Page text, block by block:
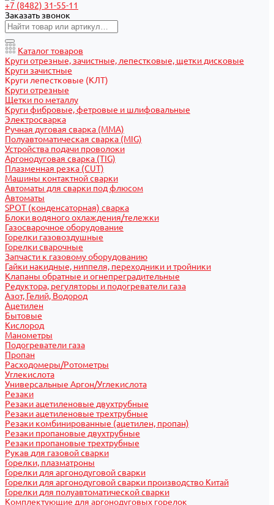
+7 (8482) 31-55-11
Заказать звонок
Каталог товаров
Круги отрезные, зачистные, лепестковые, щетки дисковые
Круги зачистные
Круги лепестковые (КЛТ)
Круги отрезные
Щетки по металлу
Круги фибровые, фетровые и шлифовальные
Электросварка
Ручная дуговая сварка (MMA)
Полуавтоматическая сварка (MIG)
Устройства подачи проволоки
Аргонодуговая сварка (TIG)
Плазменная резка (CUT)
Машины контактной сварки
Автоматы для сварки под флюсом
Автоматы
SPOT (конденсаторная) сварка
Блоки водяного охлаждения/тележки
Газосварочное оборудование
Горелки газовоздушные
Горелки сварочные
Запчасти к газовому оборудованию
Гайки накидные, ниппеля, переходники и тройники
Клапаны обратные и огнепреградительные
Редуктора, регуляторы и подогреватели газа
Азот, Гелий, Водород
Ацетилен
Бытовые
Кислород
Манометры
Подогреватели газа
Пропан
Расходомеры/Ротометры
Углекислота
Универсальные Аргон/Углекислота
Резаки
Резаки ацетиленовые двухтрубные
Резаки ацетиленовые трехтрубные
Резаки комбинированные (ацетилен, пропан)
Резаки пропановые двухтрубные
Резаки пропановые трехтрубные
Рукав для газовой сварки
Горелки, плазматроны
Горелки для аргонодуговой сварки
Горелки для аргонодуговой сварки производство Китай
Горелки для полуавтоматической сварки
Комплектующие для аргонодуговых горелок